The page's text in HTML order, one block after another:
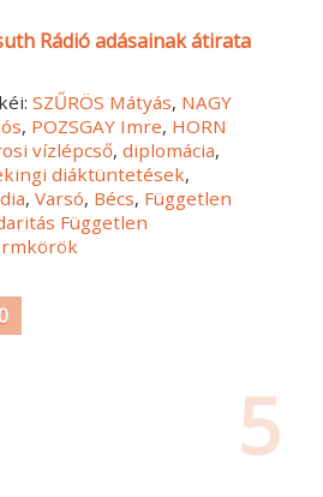
Rádió adásainak átirata
SZŰRÖS Mátyás, NAGY
, POZSGAY Imre, HORN
vízlépcső,diplomácia,
diáktüntetések,
,Varsó, Bécs, Független
Független
5